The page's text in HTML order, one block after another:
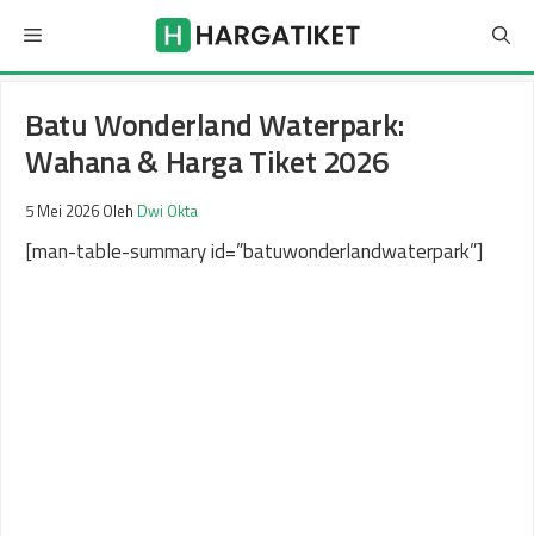
isi
Menu
Batu Wonderland Waterpark:
Wahana & Harga Tiket 2026
5 Mei 2026 Oleh Dwi Okta
[man-table-summary id=”batuwonderlandwaterpark”]